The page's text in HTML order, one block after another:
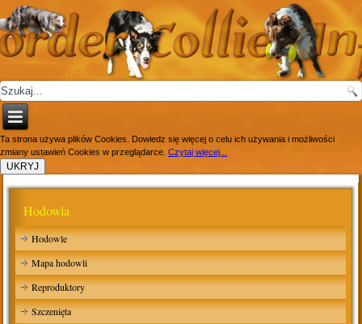
Ta strona używa plików Cookies. Dowiedz się więcej o celu ich używania i możliwości
zmiany ustawień Cookies w przeglądarce. Czytaj więcej...
Hodowla
Hodowle
Mapa hodowli
Reproduktory
Szczenięta